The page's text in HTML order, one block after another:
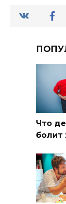
Что
болит